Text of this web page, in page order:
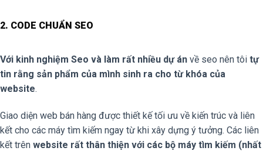
2. CODE CHUẨN SEO
Với kinh nghiệm Seo và làm rất nhiều dự án về seo nên tôi tự
tin rằng sản phẩm của mình sinh ra cho từ khóa của
website.
Giao diện web bán hàng được thiết kế tối ưu về kiến trúc và liên
kết cho các máy tìm kiếm ngay từ khi xây dựng ý tưởng. Các liên
kết trên website rất thân thiện với các bộ máy tìm kiếm (nhất